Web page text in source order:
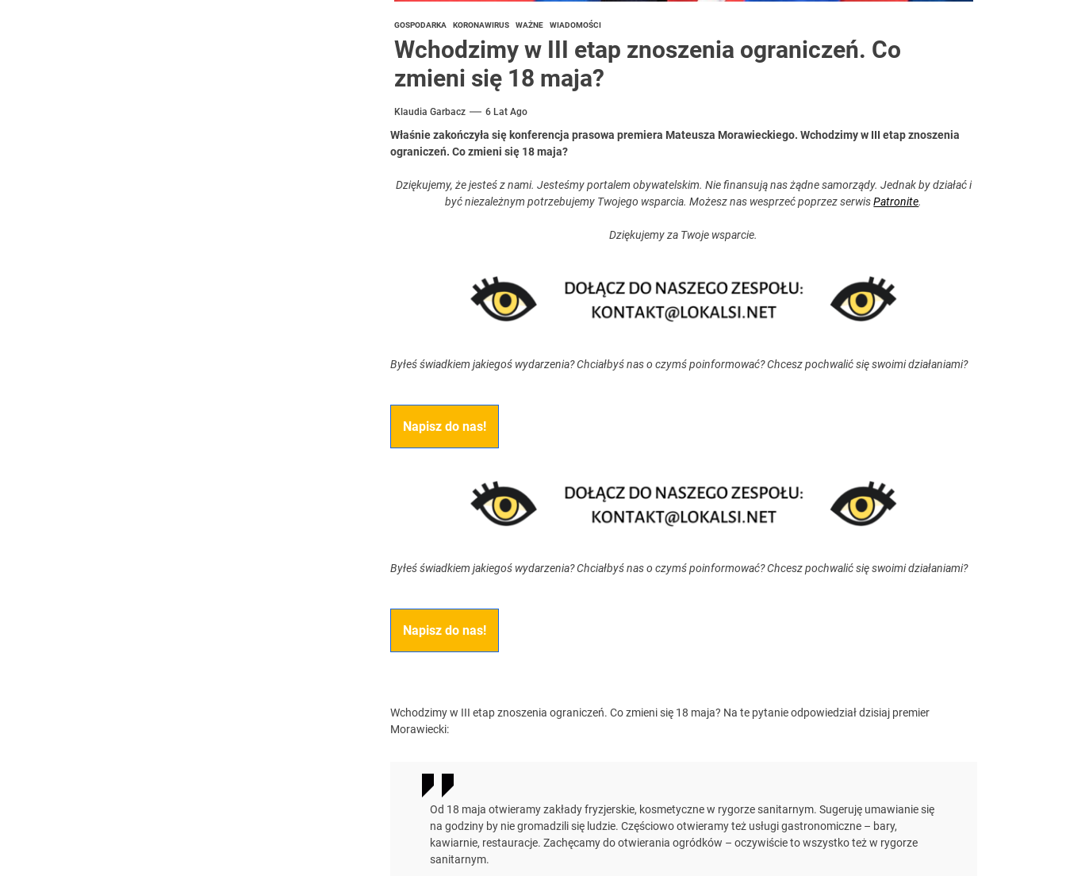
GOSPODARKA KORONAWIRUS WAŻNE WIADOMOŚCI
Wchodzimy w III etap znoszenia ograniczeń. Co
zmieni się 18 maja?
Klaudia Garbacz 6 Lat Ago
Właśnie zakończyła się konferencja prasowa premiera Mateusza Morawieckiego. Wchodzimy w III etap znoszenia
ograniczeń. Co zmieni się 18 maja?
Dziękujemy, że jesteś z nami. Jesteśmy portalem obywatelskim. Nie finansują nas żądne samorządy. Jednak by działać i
być niezależnym potrzebujemy Twojego wsparcia. Możesz nas wesprzeć poprzez serwisPatronite.
Dziękujemy za Twoje wsparcie.
Byłeś świadkiem jakiegoś wydarzenia? Chciałbyś nas o czymś poinformować? Chcesz pochwalić się swoimi działaniami?
Napisz do nas!
Byłeś świadkiem jakiegoś wydarzenia? Chciałbyś nas o czymś poinformować? Chcesz pochwalić się swoimi działaniami?
Napisz do nas!
Wchodzimy w III etap znoszenia ograniczeń. Co zmieni się 18 maja? Na te pytanie odpowiedział dzisiaj premier
Morawiecki:
Od 18 maja otwieramy zakłady fryzjerskie, kosmetyczne w rygorze sanitarnym. Sugeruję umawianie się
na godziny by nie gromadzili się ludzie. Częściowo otwieramy też usługi gastronomiczne – bary,
kawiarnie, restauracje. Zachęcamy do otwierania ogródków – oczywiście to wszystko też w rygorze
sanitarnym.